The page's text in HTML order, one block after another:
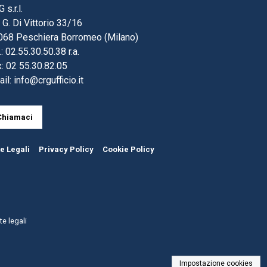
s.r.l.
G. Di Vittorio 33/16
Peschiera Borromeo (Milano)
02.55.30.50.38 r.a.
02 55.30.82.05
info@crgufficio.it
Legali Privacy Policy Cookie Policy
Impostazione cookies
legali